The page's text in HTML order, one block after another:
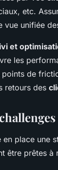
etc.
vue unifiée
et
les
points de
retours des
en place une
être prêtes à